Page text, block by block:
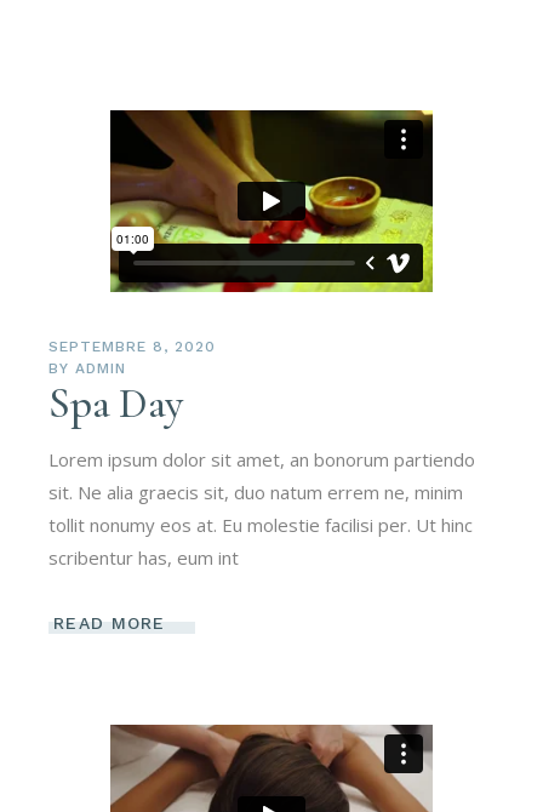
SEPTEMBRE 8, 2020
BY ADMIN
Spa Day
Lorem ipsum dolor sit amet, an bonorum partiendo
sit. Ne alia graecis sit, duo natum errem ne, minim
tollit nonumy eos at. Eu molestie facilisi per. Ut hinc
scribentur has, eum int
READ MORE